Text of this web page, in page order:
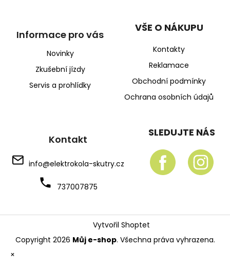
Informace pro vás
Novinky
Zkušební jízdy
Servis a prohlídky
VŠE O NÁKUPU
Kontakty
Reklamace
Obchodní podmínky
Ochrana osobních údajů
Kontakt
info@elektrokola-skutry.cz
737007875
SLEDUJTE NÁS
Vytvořil Shoptet
Copyright 2026 Můj e-shop. Všechna práva vyhrazena.
×